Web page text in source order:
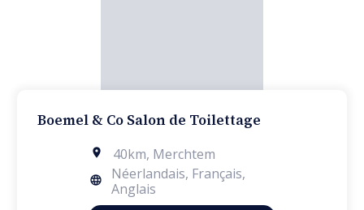
Boemel & Co Salon de Toilettage
40km, Merchtem
Néerlandais, Français,
Anglais